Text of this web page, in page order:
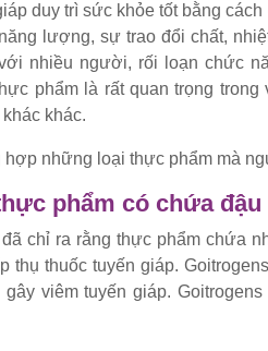
duy trì sức khỏe tốt bằng
lượng, sự trao đổi chất,
nhiều người, rối loạn chức
phẩm là rất quan trọng
khác.
hợp những loại thực phẩm mà
phẩm có chứa đậu
chỉ ra rằng thực phẩm chứa
thụ thuốc tuyến giáp.
viêm tuyến giáp.